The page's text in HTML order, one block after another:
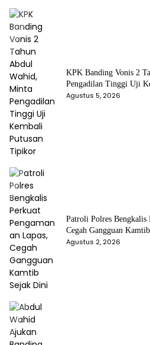
KPK Banding Vonis 2
Pengadilan Tinggi Uji
Agustus 5, 2026
Patroli Polres Bengkalis
Cegah Gangguan
Agustus 2, 2026